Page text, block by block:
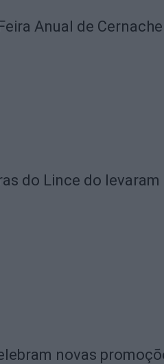
Anual de
do Lince do
novas